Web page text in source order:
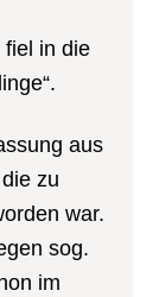
fiel in die
aus
zu
war.
sog.
im